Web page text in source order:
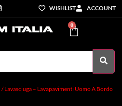
WISHLIST ACCOUNT
0
/ Lavasciuga – Lavapavimenti Uomo A Bordo